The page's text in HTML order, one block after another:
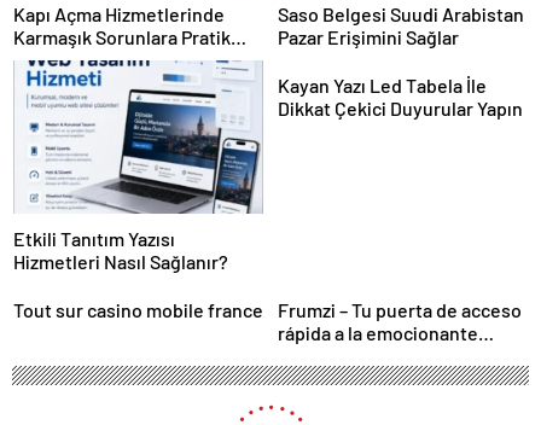
Kapı Açma Hizmetlerinde
Karmaşık Sorunlara Pratik
Çözümler
Saso Belgesi Suudi Arabistan
Pazar Erişimini Sağlar
Etkili Tanıtım Yazısı
Hizmetleri Nasıl Sağlanır?
Kayan Yazı Led Tabela İle
Dikkat Çekici Duyurular Yapın
Tout sur casino mobile france
Frumzi – Tu puerta de acceso
rápida a la emocionante